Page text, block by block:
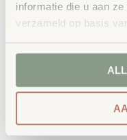
informatie die u aan
verzameld op basis